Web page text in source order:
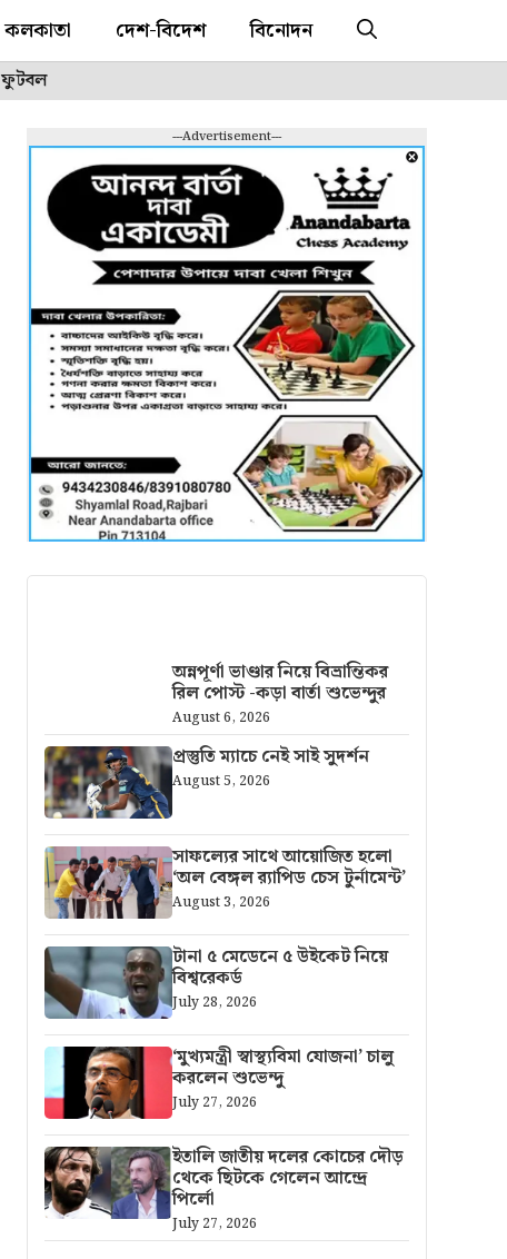
কলকাতা দেশ-বিদেশ বিনোদন
ফুটবল
---Advertisement---
অন্নপূর্ণা ভাণ্ডার নিয়ে বিভ্রান্তিকর
রিল পোস্ট -কড়া বার্তা শুভেন্দুর
August 6, 2026
প্রস্তুতি ম্যাচে নেই সাই সুদর্শন
August 5, 2026
সাফল্যের সাথে আয়োজিত হলো
‘অল বেঙ্গল র‍্যাপিড চেস টুর্নামেন্ট’
August 3, 2026
টানা ৫ মেডেনে ৫ উইকেট নিয়ে
বিশ্বরেকর্ড
July 28, 2026
‘মুখ্যমন্ত্রী স্বাস্থ্যবিমা যোজনা’ চালু
করলেন শুভেন্দু
July 27, 2026
ইতালি জাতীয় দলের কোচের দৌড়
থেকে ছিটকে গেলেন আন্দ্রে
পির্লো
July 27, 2026